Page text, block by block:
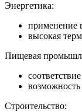
Энергетика:
применение
высокая
Пищевая
Строительство: